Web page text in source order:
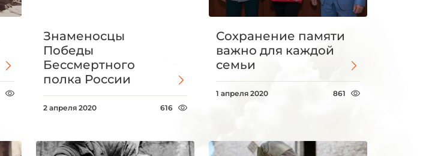
Знаменосцы
Победы
Бессмертного
полка России
2 апреля 2020 616
Сохранение памяти
важно для каждой
семьи
1 апреля 2020 861